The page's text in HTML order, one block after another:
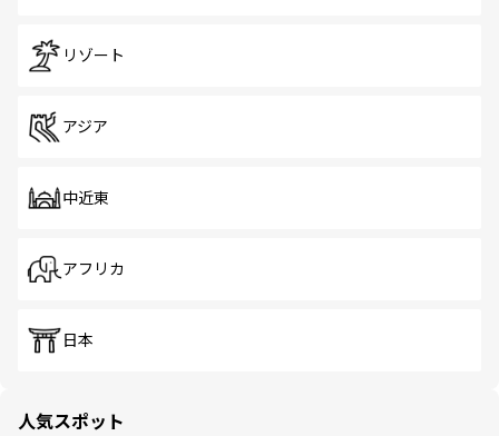
リゾート
アジア
中近東
アフリカ
日本
人気スポット